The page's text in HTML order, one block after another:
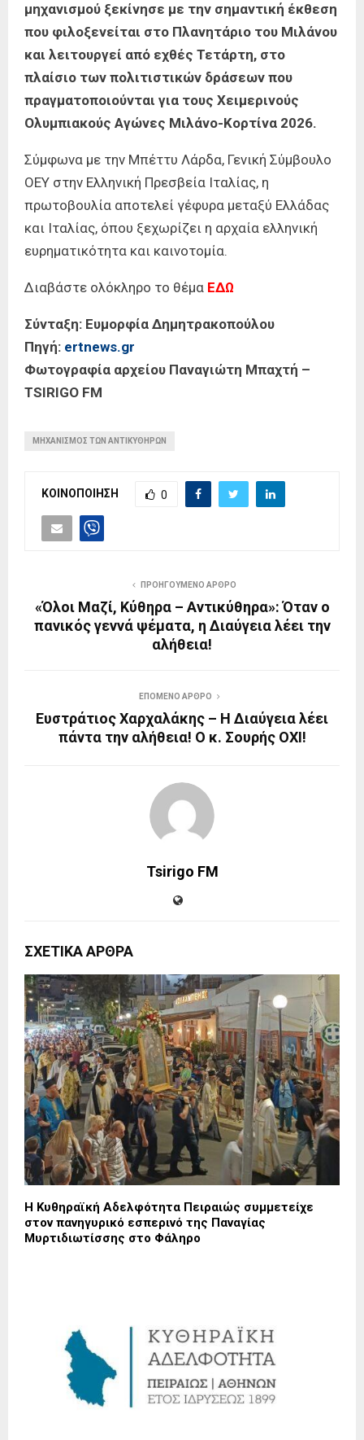
μηχανισμού ξεκίνησε με την σημαντική έκθεση
που φιλοξενείται στο Πλανητάριο του Μιλάνου
και λειτουργεί από εχθές Τετάρτη, στο
πλαίσιο των πολιτιστικών δράσεων που
πραγματοποιούνται για τους Χειμερινούς
Ολυμπιακούς Αγώνες Μιλάνο-Κορτίνα 2026.
Σύμφωνα με την Μπέττυ Λάρδα, Γενική Σύμβουλο
ΟΕΥ στην Ελληνική Πρεσβεία Ιταλίας, η
πρωτοβουλία αποτελεί γέφυρα μεταξύ Ελλάδας
και Ιταλίας, όπου ξεχωρίζει η αρχαία ελληνική
ευρηματικότητα και καινοτομία.
Διαβάστε ολόκληρο το θέμα ΕΔΩ
Σύνταξη: Ευμορφία Δημητρακοπούλου
Πηγή: ertnews.gr
Φωτογραφία αρχείου Παναγιώτη Μπαχτή –
TSIRIGO FM
ΜΗΧΑΝΙΣΜΟΣ ΤΩΝ ΑΝΤΙΚΥΘΗΡΩΝ
ΚΟΙΝΟΠΟΙΗΣΗ 0
ΠΡΟΗΓΟΥΜΕΝΟ ΑΡΘΡΟ
«Όλοι Μαζί, Κύθηρα – Αντικύθηρα»: Όταν ο
πανικός γεννά ψέματα, η Διαύγεια λέει την
αλήθεια!
ΕΠΟΜΕΝΟ ΑΡΘΡΟ
Ευστράτιος Χαρχαλάκης – Η Διαύγεια λέει
πάντα την αλήθεια! Ο κ. Σουρής ΟΧΙ!
Tsirigo FM
ΣΧΕΤΙΚΑ ΑΡΘΡΑ
Η Κυθηραϊκή Αδελφότητα Πειραιώς συμμετείχε
στον πανηγυρικό εσπερινό της Παναγίας
Μυρτιδιωτίσσης στο Φάληρο